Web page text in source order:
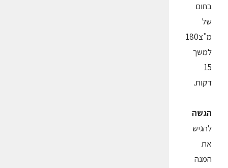
בחום
של
מ"צ180
למשך
15
דקות.
הגשה
להגיש
את
המנה